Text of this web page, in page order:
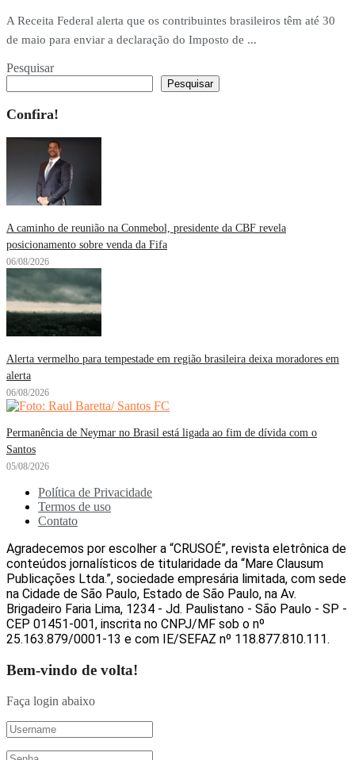
A Receita Federal alerta que os contribuintes brasileiros têm até 30
de maio para enviar a declaração do Imposto de ...
Pesquisar
Pesquisar
Confira!
A caminho de reunião na Conmebol, presidente da CBF revela
posicionamento sobre venda da Fifa
06/08/2026
Alerta vermelho para tempestade em região brasileira deixa moradores em
alerta
06/08/2026
Permanência de Neymar no Brasil está ligada ao fim de dívida com o
Santos
05/08/2026
Política de Privacidade
Termos de uso
Contato
Agradecemos por escolher a “CRUSOÉ”, revista eletrônica de
conteúdos jornalísticos de titularidade da “Mare Clausum
Publicações Ltda.”, sociedade empresária limitada, com sede
na Cidade de São Paulo, Estado de São Paulo, na Av.
Brigadeiro Faria Lima, 1234 - Jd. Paulistano - São Paulo - SP -
CEP 01451-001, inscrita no CNPJ/MF sob o nº
25.163.879/0001-13 e com IE/SEFAZ nº 118.877.810.111.
Bem-vindo de volta!
Faça login abaixo